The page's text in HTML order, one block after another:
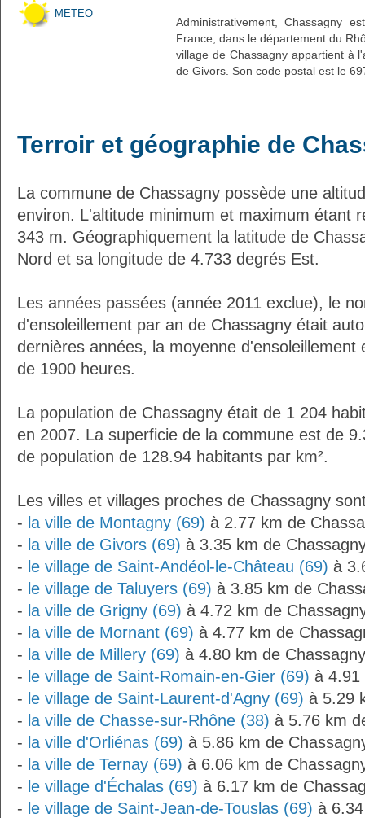
METEO
Administrativement, Chassagny
France, dans le département du
village de Chassagny appartient à
de Givors. Son code postal est le
Terroir et géographie de
La commune de Chassagny possède une
environ. L'altitude minimum et maximum étant
343 m. Géographiquement la latitude de
Nord et sa longitude de 4.733 degrés Est.
Les années passées (année 2011 exclue), le
d'ensoleillement par an de Chassagny était
dernières années, la moyenne d'ensoleillement
de 1900 heures.
La population de Chassagny était de 1 204
en 2007. La superficie de la commune est de
de population de 128.94 habitants par km².
Les villes et villages proches de Chassagny
- la ville de Montagny (69) à 2.77 km de
- la ville de Givors (69) à 3.35 km de
- le village de Saint-Andéol-le-Château (69) à
- le village de Taluyers (69) à 3.85 km de
- la ville de Grigny (69) à 4.72 km de
- la ville de Mornant (69) à 4.77 km de
- la ville de Millery (69) à 4.80 km de Chassagny
- le village de Saint-Romain-en-Gier (69) à 4.91
- le village de Saint-Laurent-d'Agny (69) à 5.29
- la ville de Chasse-sur-Rhône (38) à 5.76 km
- la ville d'Orliénas (69) à 5.86 km de
- la ville de Ternay (69) à 6.06 km de
- le village d'Échalas (69) à 6.17 km de
- le village de Saint-Jean-de-Touslas (69) à